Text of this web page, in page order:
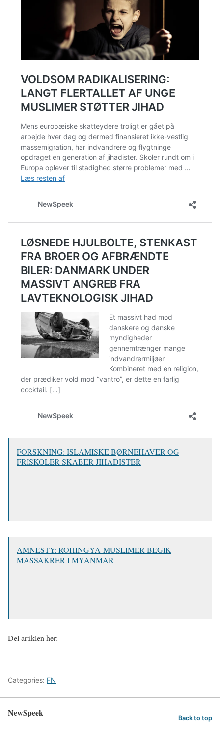
FORSKNING: ISLAMISKE BØRNEHAVER OG
FRISKOLER SKABER JIHADISTER
AMNESTY: ROHINGYA-MUSLIMER BEGIK
MASSAKRER I MYANMAR
Del artiklen her:
Categories: FN
NewSpeek Back to top